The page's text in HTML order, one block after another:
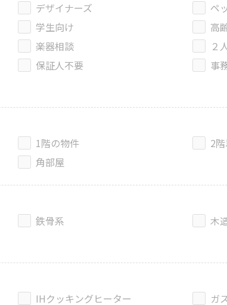
デザイナーズ
ペ
学生向け
高
楽器相談
２
保証人不要
事
1階の物件
2
角部屋
鉄骨系
木
IHクッキングヒーター
ガ